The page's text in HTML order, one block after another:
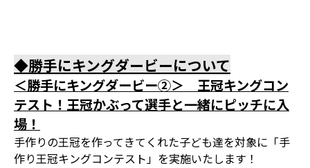
◆勝手にキングダービーについて
＜勝手にキングダービー②＞ 王冠キングコン
テスト！王冠かぶって選手と一緒にピッチに入
場！
手作りの王冠を作ってきてくれた子ども達を対象に「手
作り王冠キングコンテスト」を実施いたします！